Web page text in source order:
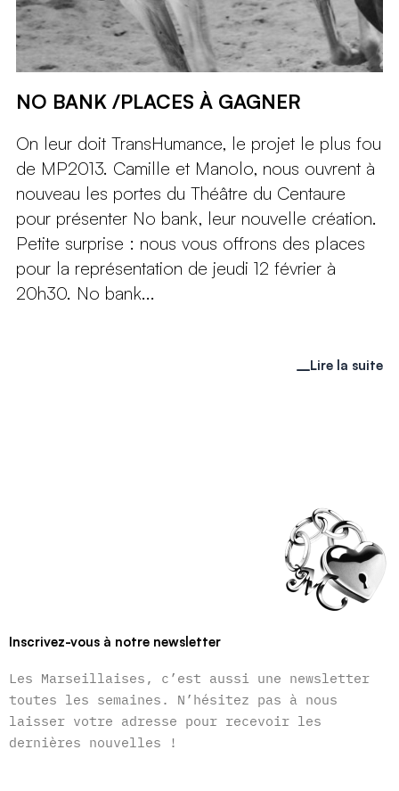
NO BANK /PLACES À GAGNER
On leur doit TransHumance, le projet le plus fou
de MP2013. Camille et Manolo, nous ouvrent à
nouveau les portes du Théâtre du Centaure
pour présenter No bank, leur nouvelle création.
Petite surprise : nous vous offrons des places
pour la représentation de jeudi 12 février à
20h30. No bank...
Lire la suite
Inscrivez-vous à notre newsletter
Les Marseillaises, c’est aussi une newsletter
toutes les semaines. N’hésitez pas à nous
laisser votre adresse pour recevoir les
dernières nouvelles !